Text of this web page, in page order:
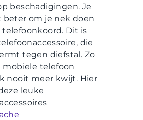
beschadigingen. Je
beter om je nek doen
Dit is
die
tegen diefstal. Zo
mobiele telefoon
nooit meer kwijt. Hier
leuke